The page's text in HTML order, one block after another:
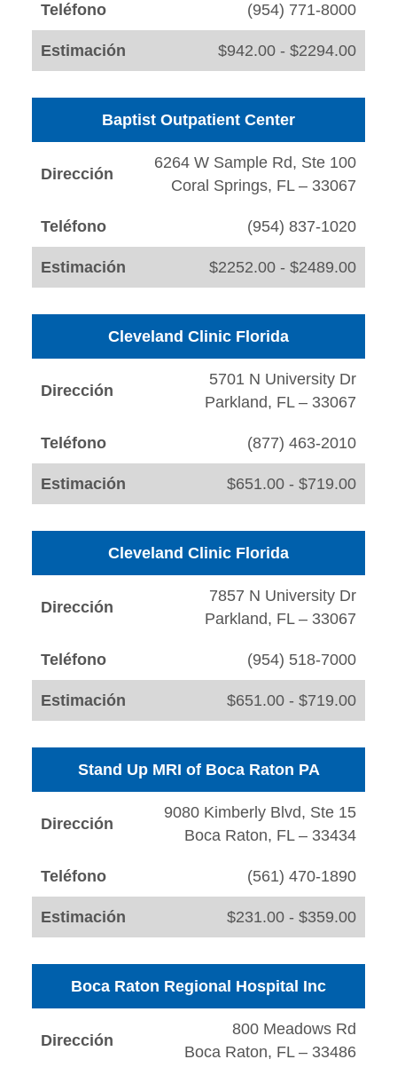
Teléfono (954) 771-8000
Estimación $942.00 - $2294.00
Baptist Outpatient Center
Dirección
6264 W Sample Rd, Ste 100
Coral Springs, FL – 33067
Teléfono (954) 837-1020
Estimación $2252.00 - $2489.00
Cleveland Clinic Florida
Dirección
5701 N University Dr
Parkland, FL – 33067
Teléfono (877) 463-2010
Estimación $651.00 - $719.00
Cleveland Clinic Florida
Dirección
7857 N University Dr
Parkland, FL – 33067
Teléfono (954) 518-7000
Estimación $651.00 - $719.00
Stand Up MRI of Boca Raton PA
Dirección
9080 Kimberly Blvd, Ste 15
Boca Raton, FL – 33434
Teléfono (561) 470-1890
Estimación $231.00 - $359.00
Boca Raton Regional Hospital Inc
Dirección
800 Meadows Rd
Boca Raton, FL – 33486